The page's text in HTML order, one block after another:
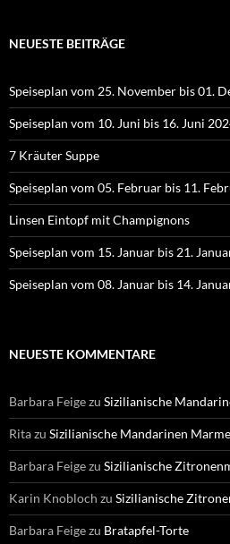
NEUESTE BEITRÄGE
Speiseplan vom 25. November bis 01.
Speiseplan vom 10. Juni bis 16. Juni
7 Kräuter Suppe
Speiseplan vom 05. Februar bis 11.
Linsen Eintopf mit Champignons
Speiseplan vom 15. Januar bis 21.
Speiseplan vom 08. Januar bis 14.
NEUESTE KOMMENTARE
Barbara Feigezu Sizilianische
Ritazu Sizilianische Mandarinen
Barbara Feigezu Sizilianische
Karin Knobloch zu Sizilianische
Barbara Feigezu Bratapfel-Torte